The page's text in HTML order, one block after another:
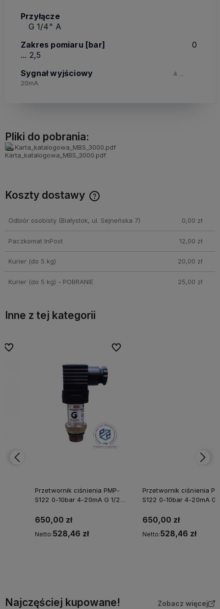
Przyłącze
G 1/4" A
Zakres pomiaru [bar] 0
... 2,5
Sygnał wyjściowy 4 ...
20mA
Pliki do pobrania:
Karta_katalogowa_MBS_3000.pdf
Koszty dostawy
Odbiór osobisty(Białystok, ul. Sejneńska 7) 0,00 zł
Paczkomat InPost 12,00 zł
Kurier (do 5 kg) 20,00 zł
Kurier (do 5 kg) - POBRANIE 25,00 zł
Inne z tej kategorii
Przetwornik ciśnienia PMP-
S122 0-10bar 4-20mA G 1/2"
650,00 zł
528,46 zł
Do ulubionych
Do ulubionych
Przetwornik ciśnienia PMP-
S122 0-10bar 4-20mA G 1/4"
650,00 zł
528,46 zł
Najczęściej kupowane! Zobacz więcej